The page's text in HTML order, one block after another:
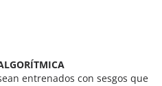
entrenados con sesgos que